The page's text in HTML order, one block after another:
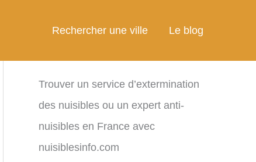
Rechercher une ville Le blog
Trouver un service d’extermination
des nuisibles ou un expert anti-
nuisibles en France avec
nuisiblesinfo.com